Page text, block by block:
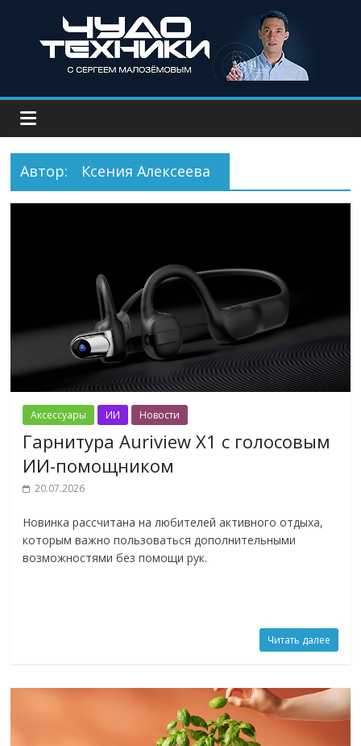
Автор: Ксения Алексеева
Аксессуары ИИ Новости
Гарнитура Auriview X1 с голосовым
ИИ-помощником
20.07.2026
Новинка рассчитана на любителей активного отдыха,
которым важно пользоваться дополнительными
возможностями без помощи рук.
Читать далее